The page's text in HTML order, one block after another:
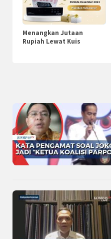
Menangkan Jutaan
Rupiah Lewat Kuis